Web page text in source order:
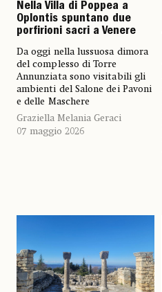
Nella Villa di Poppea a
Oplontis spuntano due
porfirioni sacri a Venere
Da oggi nella lussuosa dimora
del complesso di Torre
Annunziata sono visitabili gli
ambienti del Salone dei Pavoni
e delle Maschere
Graziella Melania Geraci
07 maggio 2026